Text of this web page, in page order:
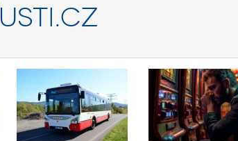
USTI.CZ